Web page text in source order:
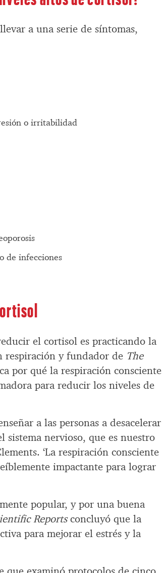
a una serie de síntomas,
o irritabilidad
de infecciones
el cortisol es practicando la
respiración y fundador de The
por qué la respiración consciente
para reducir los niveles de
a las personas a desacelerar
sistema nervioso, que es nuestro
‘La respiración consciente
impactante para lograr
popular, y por una buena
Reportsconcluyó que la
para mejorar el estrés y la